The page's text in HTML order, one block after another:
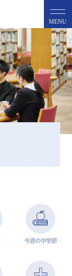
MENU
今週の中学部